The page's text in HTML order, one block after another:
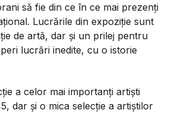
să fie din ce în ce mai prezenți
Lucrările din expoziție sunt
de artă, dar și un prilej pentru
lucrări inedite, cu o istorie
a celor mai importanți artiști
dar și o mica selecție a artiștilor